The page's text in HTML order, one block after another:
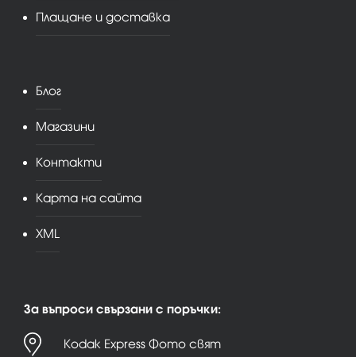
Плащане и доставка
Блог
Магазини
Контакти
Карта на сайта
XML
За въпроси свързани с поръчки:
Kodak Express Фото свят